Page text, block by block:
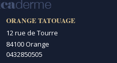
ORANGE TATOUAGE
12 rue de Tourre
84100 Orange
0432850505